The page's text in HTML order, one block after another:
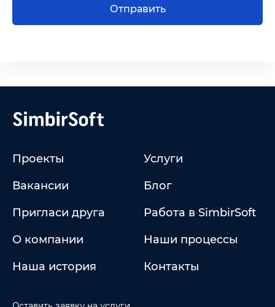
Отправить
Проекты
Услуги
Вакансии
Блог
Пригласи друга
Работа в SimbirSoft
О компании
Наши процессы
Наша история
Контакты